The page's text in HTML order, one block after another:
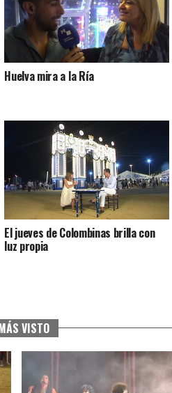
Huelva mira a la Ría
El jueves de Colombinas brilla con
luz propia
VISTO